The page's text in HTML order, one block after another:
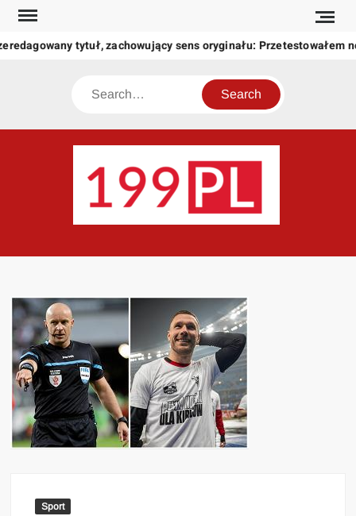
Skip
content
tytuł, zachowujący sens oryginału: Przetestowałem
Search
świat
Sport